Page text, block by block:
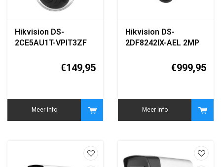
Hikvision DS-
2CE5AU1T-VPIT3ZF
Varifocal Turbo HD
€149,95
Meer info
Hikvision DS-
2DF8242IX-AEL 2MP
€999,95
Meer info